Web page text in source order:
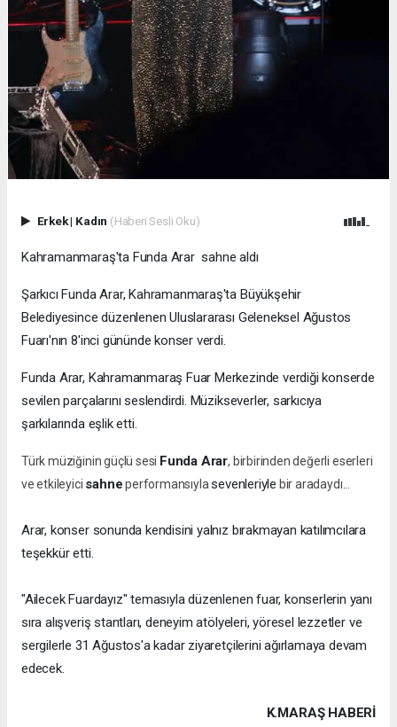
Erkek| Kadın (Haberi Sesli Oku)
Kahramanmaraş'ta Funda Arar sahne aldı
Şarkıcı Funda Arar, Kahramanmaraş'ta Büyükşehir
Belediyesince düzenlenen Uluslararası Geleneksel Ağustos
Fuarı'nın 8'inci gününde konser verdi.
Funda Arar, Kahramanmaraş Fuar Merkezinde verdiği konserde
sevilen parçalarını seslendirdi. Müzikseverler, sarkıcıya
şarkılarında eşlik etti.
Türk müziğinin güçlü sesi Funda Arar, birbirinden değerli eserleri
ve etkileyici sahneperformansıylasevenleriyle bir aradaydı...
Arar, konser sonunda kendisini yalnız bırakmayan katılımcılara
teşekkür etti.
"Ailecek Fuardayız" temasıyla düzenlenen fuar, konserlerin yanı
sıra alışveriş stantları, deneyim atölyeleri, yöresel lezzetler ve
sergilerle 31 Ağustos'a kadar ziyaretçilerini ağırlamaya devam
edecek.
K.MARAŞ HABERİ